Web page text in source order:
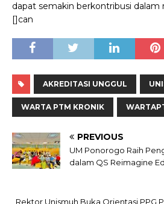
dapat semakin berkontribusi dalam
[]can
AKREDITASI UNGGUL
WARTA PTM KRONIK
PREVIOUS
UM Ponorogo Raih
dalam QS Reimagine
Rektor Unismuh Buka Orientasi PPG